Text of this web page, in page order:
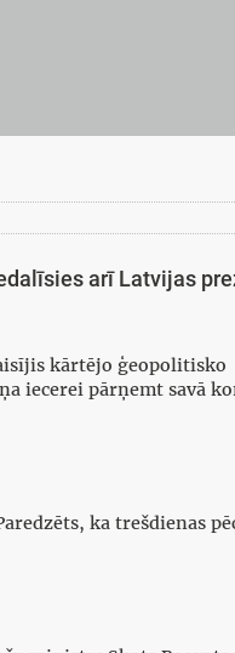
arī Latvijas
kārtējo ģeopolitisko
iecerei pārņemt savā
ka trešdienas